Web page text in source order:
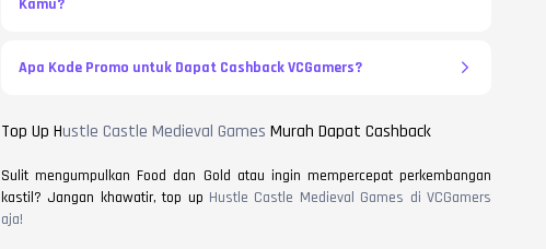
Kamu?
Apa Kode Promo untuk Dapat Cashback VCGamers?
Top Up Hustle Castle Medieval Games Murah Dapat Cashback
Sulit mengumpulkan Food dan Gold atau ingin mempercepat perkembangan
kastil? Jangan khawatir, top up Hustle Castle Medieval Games di VCGamers
aja!